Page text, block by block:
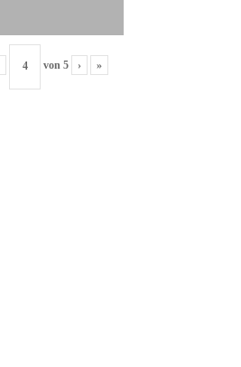
von 5 › »